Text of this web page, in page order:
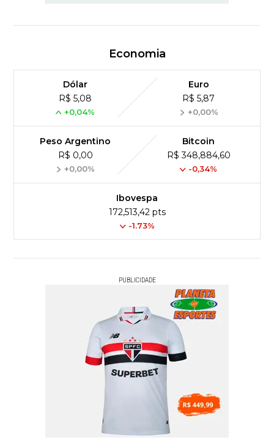
Economia
Dólar
R$ 5,08
+0,04%
Euro
R$ 5,87
+0,00%
Peso Argentino
R$ 0,00
+0,00%
Bitcoin
R$ 348,884,60
-0,34%
Ibovespa
172,513,42 pts
-1.73%
PUBLICIDADE